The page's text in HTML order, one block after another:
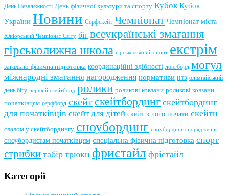
День Незалежності День фізичної культури та спорту Кубок Кубок
України Новини Серфскейт Чемпіонат Чемпіонат міста
Юніорський Чемпіонат Світу біг всеукраїнські змагання
гірськолижна школа гірськолижний спорт екстрім
загально-фізична підготовка координаційні здібності лонгборд могул
міжнародні змагання нагородження нормативи нтз олімпійський
день бігу перший скейтборд ролики роликові ковзани роликові ковзани
початківцям серфборд скейтскейтбординг скейтбординг
для початківців скейт для дітей скейт з чого почати скейти
слалом у скейтбордингу сноубординг сноубординг спорядження
сноубордистам початківцям спеціальна фізична підготовка спорт
стрибки табір трюки фристайл фрістайл
Категорії